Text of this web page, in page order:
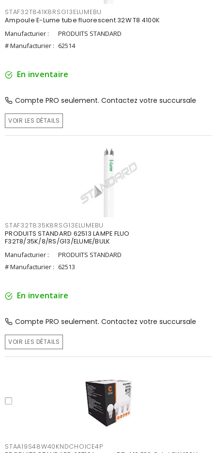
STAF32T841K8RSG13ELUMEBU
Ampoule E-Lume tube fluorescent 32W T8 4100K
Manufacturier :
PRODUITS STANDARD
# Manufacturier : 62514
En inventaire
Compte PRO seulement. Contactez votre succursale
VOIR LES DÉTAILS
STAF32T835K8RSG13ELUMEBU
PRODUITS STANDARD 62513 LAMPE FLUO
F32T8/35K/8/RS/G13/ELUME/BULK
Manufacturier :
PRODUITS STANDARD
# Manufacturier : 62513
En inventaire
Compte PRO seulement. Contactez votre succursale
VOIR LES DÉTAILS
STAA19S48W40KNDCHOICE4P